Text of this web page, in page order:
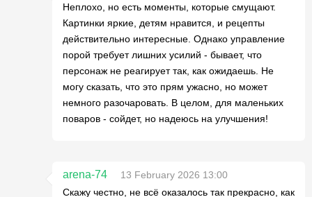
Неплохо, но есть моменты, которые смущают.
Картинки яркие, детям нравится, и рецепты
действительно интересные. Однако управление
порой требует лишних усилий - бывает, что
персонаж не реагирует так, как ожидаешь. Не
могу сказать, что это прям ужасно, но может
немного разочаровать. В целом, для маленьких
поваров - сойдет, но надеюсь на улучшения!
arena-74
13 February 2026 13:00
Скажу честно, не всё оказалось так прекрасно, как